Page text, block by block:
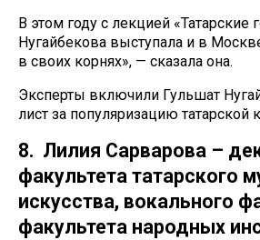
В этом году с лекцией
Нугайбекова выступала и в
в своих корнях», — сказала она.
Эксперты включили Гульшат
лист за популяризацию татарской
8. Лилия Сарварова –
факультета татарского
искусства, вокального
факультета народных